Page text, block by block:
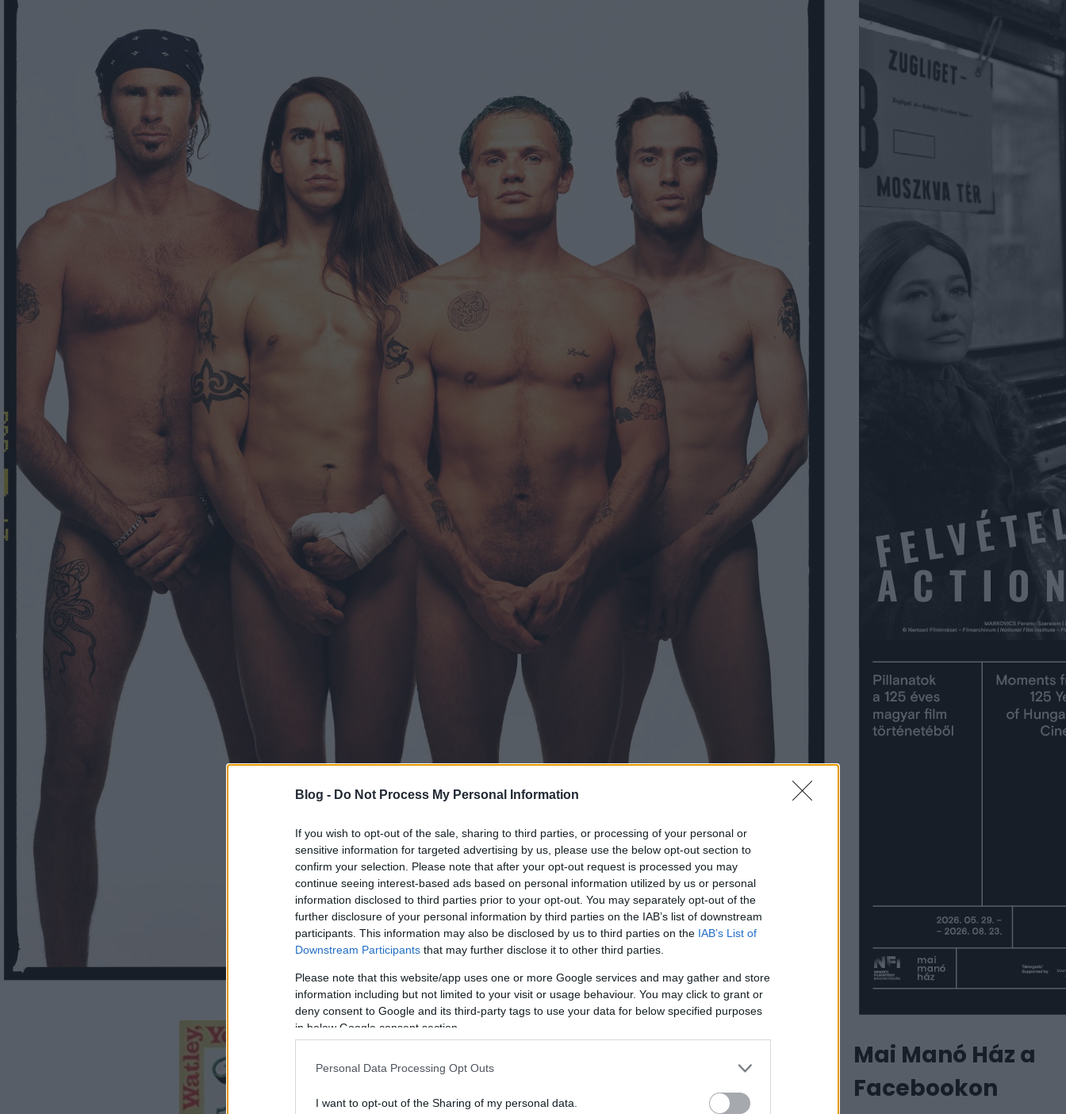
Blog - Do Not Process My Personal Information
If you wish to opt-out of the sale, sharing to third parties, or processing of your personal or
sensitive information for targeted advertising by us, please use the below opt-out section to
confirm your selection. Please note that after your opt-out request is processed you may
continue seeing interest-based ads based on personal information utilized by us or personal
information disclosed to third parties prior to your opt-out. You may separately opt-out of the
further disclosure of your personal information by third parties on the IAB’s list of downstream
participants. This information may also be disclosed by us to third parties on the IAB’s List of
Downstream Participants that may further disclose it to other third parties.
Please note that this website/app uses one or more Google services and may gather and store
information including but not limited to your visit or usage behaviour. You may click to grant or
deny consent to Google and its third-party tags to use your data for below specified purposes
in below Google consent section.
Personal Data Processing Opt Outs
I want to opt-out of the Sharing of my personal data.
Fotó: Mark Seliger: Red Hot Chili Peppers, Los Angeles, 1992
Mai Manó Ház a
Facebookon